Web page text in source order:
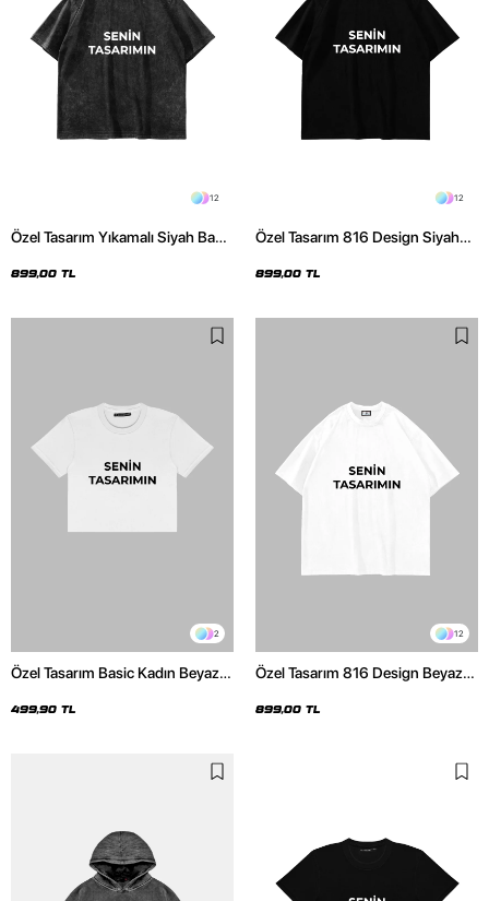
12
Özel Tasarım Yıkamalı Siyah Basic
899,00 TL
12
Özel Tasarım 816 Design Siyah
899,00 TL
2
Özel Tasarım Basic Kadın Beyaz
499,90 TL
12
Özel Tasarım 816 Design Beyaz
899,00 TL